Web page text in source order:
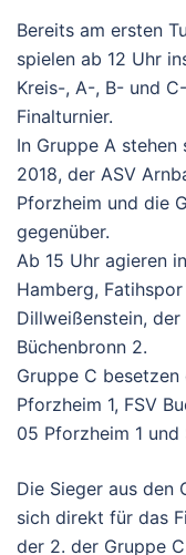
Bereits am ersten
spielen ab 12 Uhr
Kreis-, A-, B- und
Finalturnier.
In Gruppe A stehen
2018, der ASV
Pforzheim und die
gegenüber.
Ab 15 Uhr agieren
Hamberg,
Dillweißenstein, der
Büchenbronn 2.
Gruppe C besetzen
Pforzheim 1, FSV
05 Pforzheim 1 und
Die Sieger aus den
sich direkt für das
der 2. der Gruppe